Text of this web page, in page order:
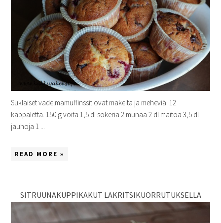
Suklaiset vadelmamuffinssit ovat makeita ja meheviä. 12
kappaletta. 150 g voita 1,5 dl sokeria 2 munaa 2 dl maitoa 3,5 dl
jauhoja 1 ...
READ MORE »
SITRUUNAKUPPIKAKUT LAKRITSIKUORRUTUKSELLA